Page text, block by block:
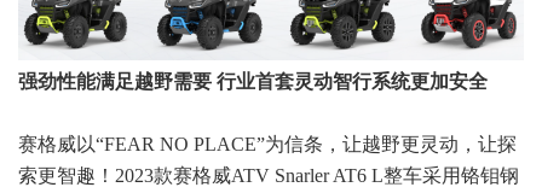
强劲性能满足越野需要 行业首套灵动智行系统更加安全
赛格威以“FEAR NO PLACE”为信条，让越野更灵动，让探
索更智趣！2023款赛格威ATV Snarler AT6 L整车采用铬钼钢